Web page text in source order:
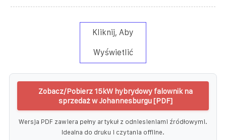
Kliknij, Aby
Wyświetlić
Zobacz/Pobierz 15kW hybrydowy falownik na
sprzedaż w Johannesburgu [PDF]
Wersja PDF zawiera pełny artykuł z odniesieniami źródłowymi.
Idealna do druku i czytania offline.